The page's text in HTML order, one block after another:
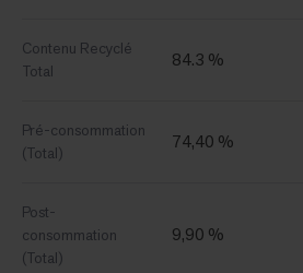
Contenu Recyclé
Total
84.3 %
Pré-consommation
(Total)
74,40 %
Post-
consommation
(Total)
9,90 %